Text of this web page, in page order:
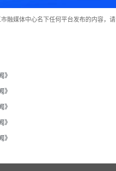
融媒体中心名下任何平台发布的内容，请
》
》
》
》
》